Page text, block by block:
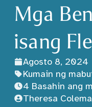
Mga
isang
Agosto 8, 2024
Kumain ng
4 Basahin ang
Theresa